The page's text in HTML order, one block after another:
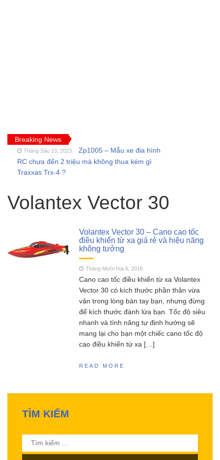
Breaking News
Tháng Sáu 13, 2023
Zp1005 – Mẫu xe địa hình
RC chưa đến 2 triệu mà không thua kém gì
Traxxas Trx-4 ?
thường gặp của tàu thuyền rc điều khiển từ xa
Feilun
FT011 có còn đáng mua khi SR65 đã quá bá
Tháng Năm 13, 2023
SCY 16303 – Đúng nhận
sai cãi liệu có nên mua siêu phẩm xe drift
MJX Hyper go 16207 –
Siêu phẩm không đối thủ trong phân khúc 2
Đồ chơi RC HOBBY –
Chia sẻ kinh nghiệm toàn tập cho người mới
chơi mô hình điều khiển từ xa!
Volantex Vector 30
Volantex Vector 30 – Cano cao tốc
điều khiển từ xa giá rẻ và hiệu năng
không tưởng
Tháng Mười Hai 6, 2018
Cano cao tốc điều khiển từ xa Volantex
Vector 30 có kích thước phần thân vừa
vặn trong lòng bàn tay bạn, nhưng đừng
để kích thước đánh lừa bạn. Tốc độ siêu
nhanh và tính năng tự định hướng sẽ
mang lại cho bạn một chiếc cano tốc độ
cao điều khiển từ xa […]
READ MORE
TÌM KIẾM
Tìm
kiếm